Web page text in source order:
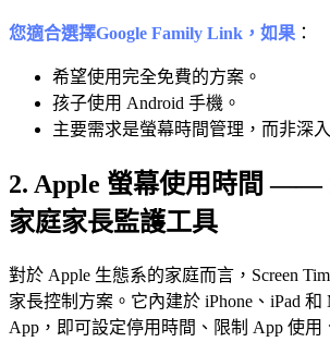
您適合選擇Google Family Link，如果 ：
希望使用完全免費的方案。
孩子使用 Android 手機。
主要需求是螢幕時間管理，而非深
2. Apple 螢幕使用時間 ——
家庭家長監護工具
對於 Apple 生態系的家庭而言，Screen
家長控制方案。它內建於 iPhone、iPad
App，即可設定停用時間、限制 App 使用